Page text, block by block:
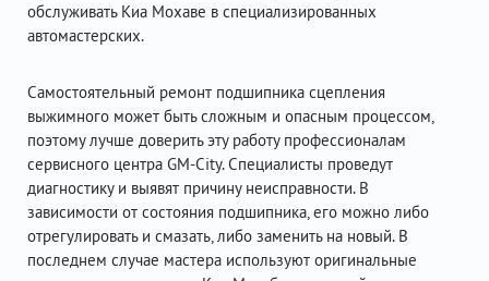
обслуживать Киа Мохаве в специализированных
автомастерских.
Самостоятельный ремонт подшипника сцепления
выжимного может быть сложным и опасным процессом,
поэтому лучше доверить эту работу профессионалам
сервисного центра GM-City. Специалисты проведут
диагностику и выявят причину неисправности. В
зависимости от состояния подшипника, его можно либо
отрегулировать и смазать, либо заменить на новый. В
последнем случае мастера используют оригинальные